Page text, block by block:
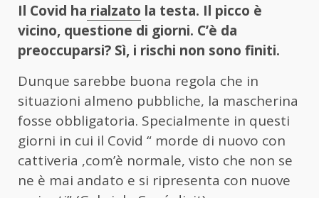
Il Covid ha rialzato la testa. Il picco è
vicino, questione di giorni. C’è da
preoccuparsi? Sì, i rischi non sono finiti.
Dunque sarebbe buona regola che in
situazioni almeno pubbliche, la mascherina
fosse obbligatoria. Specialmente in questi
giorni in cui il Covid “ morde di nuovo con
cattiveria ,com’è normale, visto che non se
ne è mai andato e si ripresenta con nuove